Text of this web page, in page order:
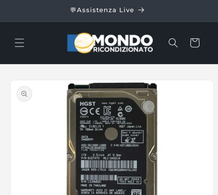
ai contenuti
💬Assistenza Live
Carrello
informazioni
sul prodotto